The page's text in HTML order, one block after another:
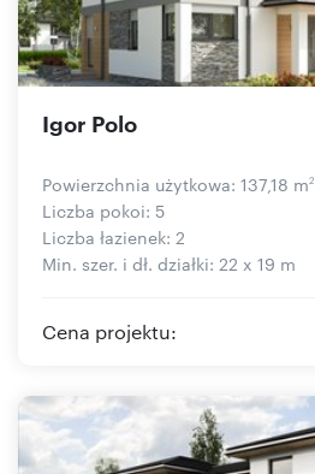
Igor Polo
Powierzchnia użytkowa: 137,18 m2
Liczba pokoi: 5
Liczba łazienek: 2
Min. szer. i dł. działki: 22 x 19 m
Cena projektu: